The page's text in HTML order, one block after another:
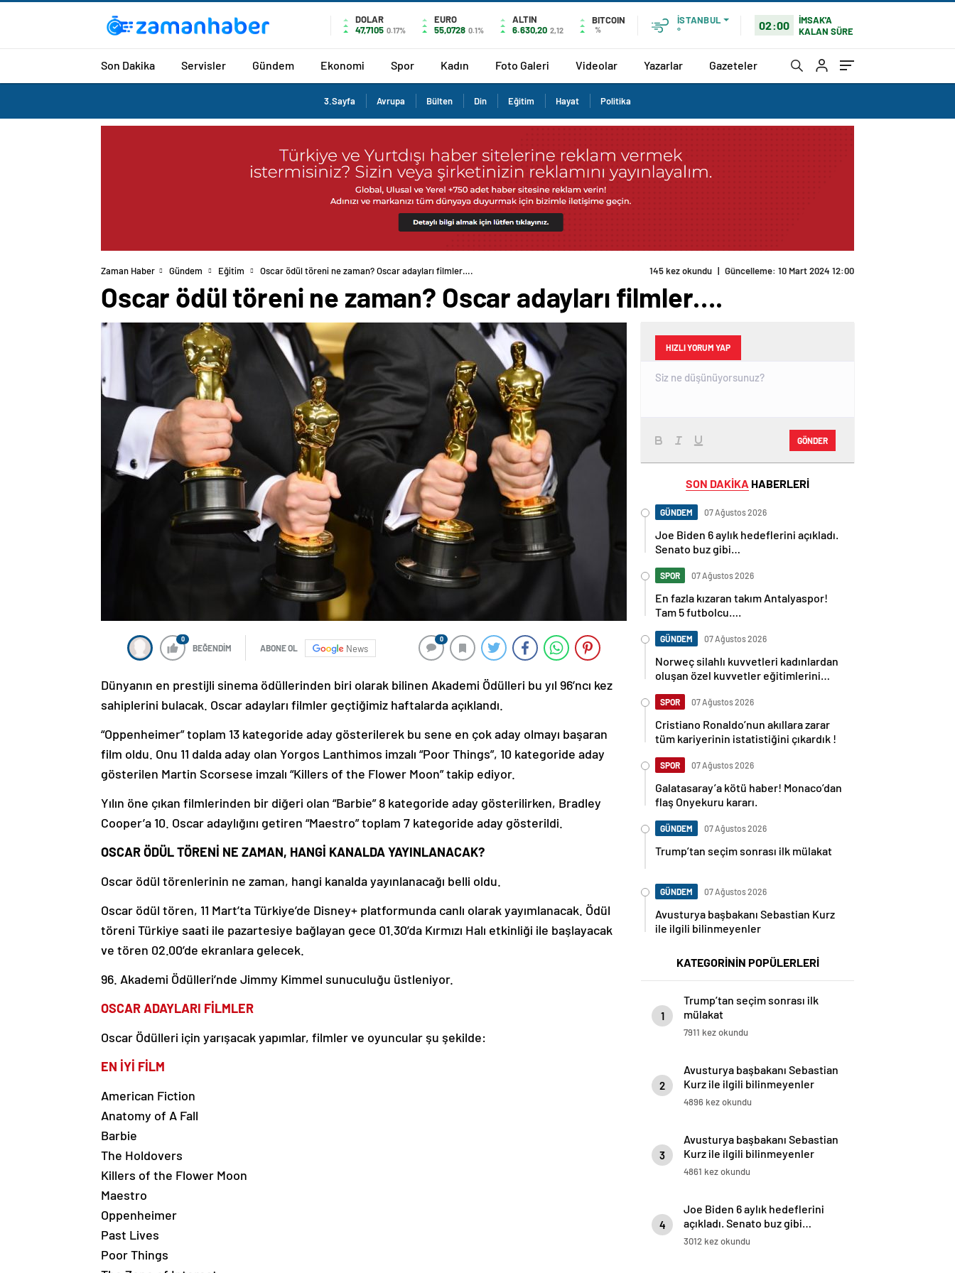
DOLAR
47,7105 0.17%
EURO
55,0728 0.1%
ALTIN
6.630,20 2,12
BITCOIN
%
İSTANBUL
°
02:00
İMSAK'A
KALAN SÜRE
Son Dakika Servisler Gündem Ekonomi Spor Kadın Foto Galeri Videolar Yazarlar Gazeteler
3.Sayfa Avrupa Bülten Din Eğitim Hayat Politika
Zaman Haber Gündem Eğitim Oscar ödül töreni ne zaman? Oscar adayları filmler…. 145 kez okundu | Güncelleme: 10 Mart 2024 12:00
Oscar ödül töreni ne zaman? Oscar adayları filmler….
0
BEĞENDİM ABONE OL News
0
Dünyanın en prestijli sinema ödüllerinden biri olarak bilinen Akademi Ödülleri bu yıl 96’ncı kez
sahiplerini bulacak. Oscar adayları filmler geçtiğimiz haftalarda açıklandı.
“Oppenheimer” toplam 13 kategoride aday gösterilerek bu sene en çok aday olmayı başaran
film oldu. Onu 11 dalda aday olan Yorgos Lanthimos imzalı “Poor Things”, 10 kategoride aday
gösterilen Martin Scorsese imzalı “Killers of the Flower Moon” takip ediyor.
Yılın öne çıkan filmlerinden bir diğeri olan “Barbie” 8 kategoride aday gösterilirken, Bradley
Cooper’a 10. Oscar adaylığını getiren “Maestro” toplam 7 kategoride aday gösterildi.
OSCAR ÖDÜL TÖRENİ NE ZAMAN, HANGİ KANALDA YAYINLANACAK?
Oscar ödül törenlerinin ne zaman, hangi kanalda yayınlanacağı belli oldu.
Oscar ödül tören, 11 Mart’ta Türkiye’de Disney+ platformunda canlı olarak yayımlanacak. Ödül
töreni Türkiye saati ile pazartesiye bağlayan gece 01.30’da Kırmızı Halı etkinliği ile başlayacak
ve tören 02.00’de ekranlara gelecek.
96. Akademi Ödülleri’nde Jimmy Kimmel sunuculuğu üstleniyor.
OSCAR ADAYLARI FİLMLER
Oscar Ödülleri için yarışacak yapımlar, filmler ve oyuncular şu şekilde:
EN İYİ FİLM
American Fiction
Anatomy of A Fall
Barbie
The Holdovers
Killers of the Flower Moon
Maestro
Oppenheimer
Past Lives
Poor Things
HIZLI YORUM YAP
GÖNDER
SON DAKİKA HABERLERİ
GÜNDEM 07 Ağustos 2026
Joe Biden 6 aylık hedeflerini açıkladı.
Senato buz gibi…
SPOR 07 Ağustos 2026
En fazla kızaran takım Antalyaspor!
Tam 5 futbolcu….
GÜNDEM 07 Ağustos 2026
Norweç silahlı kuvvetleri kadınlardan
oluşan özel kuvvetler eğitimlerini
SPOR 07 Ağustos 2026
Cristiano Ronaldo’nun akıllara zarar
tüm kariyerinin istatistiğini çıkardık !
SPOR 07 Ağustos 2026
Galatasaray’a kötü haber! Monaco’dan
flaş Onyekuru kararı.
GÜNDEM 07 Ağustos 2026
Trump’tan seçim sonrası ilk mülakat
GÜNDEM 07 Ağustos 2026
Avusturya başbakanı Sebastian Kurz
ile ilgili bilinmeyenler
KATEGORİNİN POPÜLERLERİ
1
Trump’tan seçim sonrası ilk
mülakat
7911 kez okundu
2
Avusturya başbakanı Sebastian
Kurz ile ilgili bilinmeyenler
4896 kez okundu
3
Avusturya başbakanı Sebastian
Kurz ile ilgili bilinmeyenler
4861 kez okundu
4
Joe Biden 6 aylık hedeflerini
açıkladı. Senato buz gibi…
3012 kez okundu